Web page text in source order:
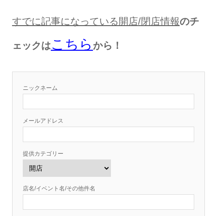
すでに記事になっている開店/閉店情報のチ
ェックはこちら から！
ニックネーム
メールアドレス
提供カテゴリー
店名/イベント名/その他件名